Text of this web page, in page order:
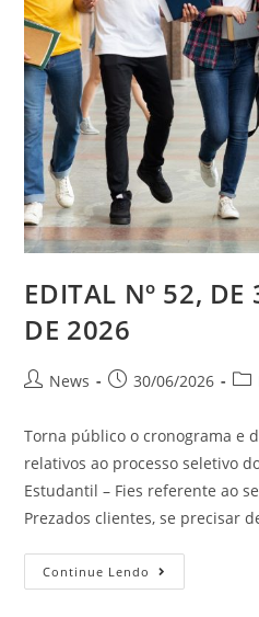
EDITAL Nº 52, DE
DE 2026
News 30/06/2026
Torna público o cronograma e
relativos ao processo seletivo
Estudantil – Fies referente ao
Prezados clientes, se precisar
Continue Lendo